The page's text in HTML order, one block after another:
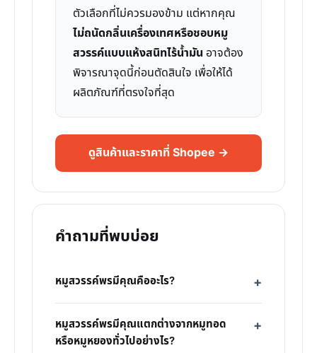
ตัวเลือกที่ไม่ควรมองข้าม แต่หากคุณ
ไม่ถนัดกลิ่นเครื่องเทศหรือชอบหมู
สวรรค์แบบแห้งสนิทไร้น้ำมัน อาจต้อง
พิจารณาจุดนี้ก่อนตัดสินใจ เพื่อให้ได้
ผลิตภัณฑ์ที่ตรงใจที่สุด
ดูสินค้าและราคาที่ Shopee →
คำถามที่พบบ่อย
หมูสวรรค์พรมีคุณคืออะไร?
หมูสวรรค์พรมีคุณแตกต่างจากหมูทอด
หรือหมูหยองทั่วไปอย่างไร?